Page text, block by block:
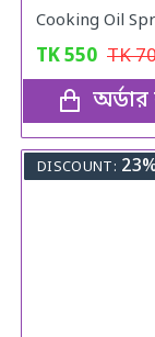
TK550 TK
DISCOUNT: